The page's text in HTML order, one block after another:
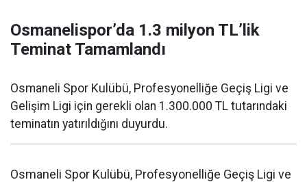
Osmanelispor’da 1.3 milyon TL’lik
Teminat Tamamlandı
Osmaneli Spor Kulübü, Profesyonelliğe Geçiş Ligi ve
Gelişim Ligi için gerekli olan 1.300.000 TL tutarındaki
teminatın yatırıldığını duyurdu.
Osmaneli Spor Kulübü, Profesyonelliğe Geçiş Ligi ve